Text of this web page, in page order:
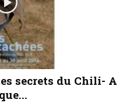
secrets du Chili- A